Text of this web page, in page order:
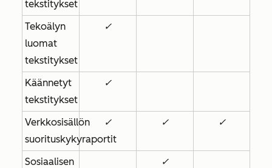
tekstitykset
Tekoälyn
luomat
tekstitykset
✓
Käännetyt
tekstitykset
✓
Verkkosisällön
suorituskykyraportit
✓ ✓ ✓
Sosiaalisen
✓